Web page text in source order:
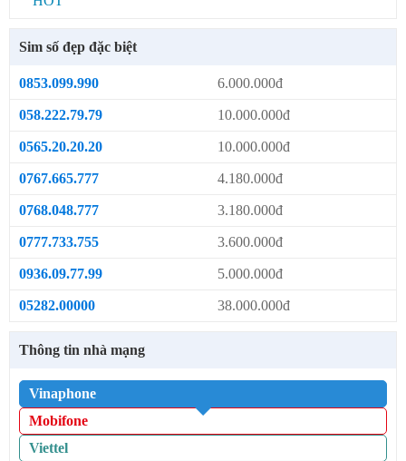
Sim số đẹp đặc biệt
0853.099.990 6.000.000đ
058.222.79.79 10.000.000đ
0565.20.20.20 10.000.000đ
0767.665.777 4.180.000đ
0768.048.777 3.180.000đ
0777.733.755 3.600.000đ
0936.09.77.99 5.000.000đ
05282.00000 38.000.000đ
Thông tin nhà mạng
Vinaphone
Mobifone
Viettel